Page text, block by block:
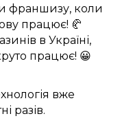
франшизу, коли
працює! 🥐
в Україні,
працює! 😀
вже
разів.